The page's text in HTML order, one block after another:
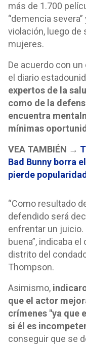
más de 1.700
“demencia
violación, luego de
mujeres.
De acuerdo con
el diario
expertos de la
como de la
encuentra
mínimas
VEA TAMBIÉN →
Bad Bunny borra
pierde popularidad
“Como resultado
defendido será
enfrentar un
buena”, indicaba
distrito del
Thompson.
Asimismo,
que el actor
crímenes "ya que
si él es
conseguir que se